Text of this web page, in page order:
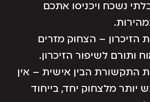
נשכח ויכניסו אתכם
– הצחוק מזרים
ותורם לשיפור הזיכרון.
התקשורת הבין אישית – אין
יותר מלצחוק יחד, בייחוד